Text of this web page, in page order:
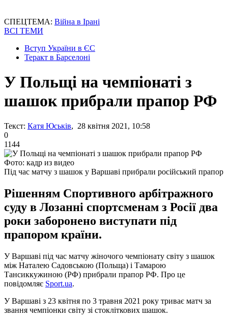
СПЕЦТЕМА: Війна в Ірані
ВСІ ТЕМИ
Вступ України в ЄС
Теракт в Барселоні
У Польщі на чемпіонаті з
шашок прибрали прапор РФ
Текст: Катя Юськів, 28 квітня 2021, 10:58
0
1144
Фото: кадр из видео
Під час матчу з шашок у Варшаві прибрали російський прапор
Рішенням Спортивного арбітражного
суду в Лозанні спортсменам з Росії два
роки заборонено виступати під
прапором країни.
У Варшаві під час матчу жіночого чемпіонату світу з шашок
між Наталею Садовською (Польща) і Тамарою
Тансиккужиною (РФ) прибрали прапор РФ. Про це
повідомляє Sport.ua.
У Варшаві з 23 квітня по 3 травня 2021 року триває матч за
звання чемпіонки світу зі стокліткових шашок.